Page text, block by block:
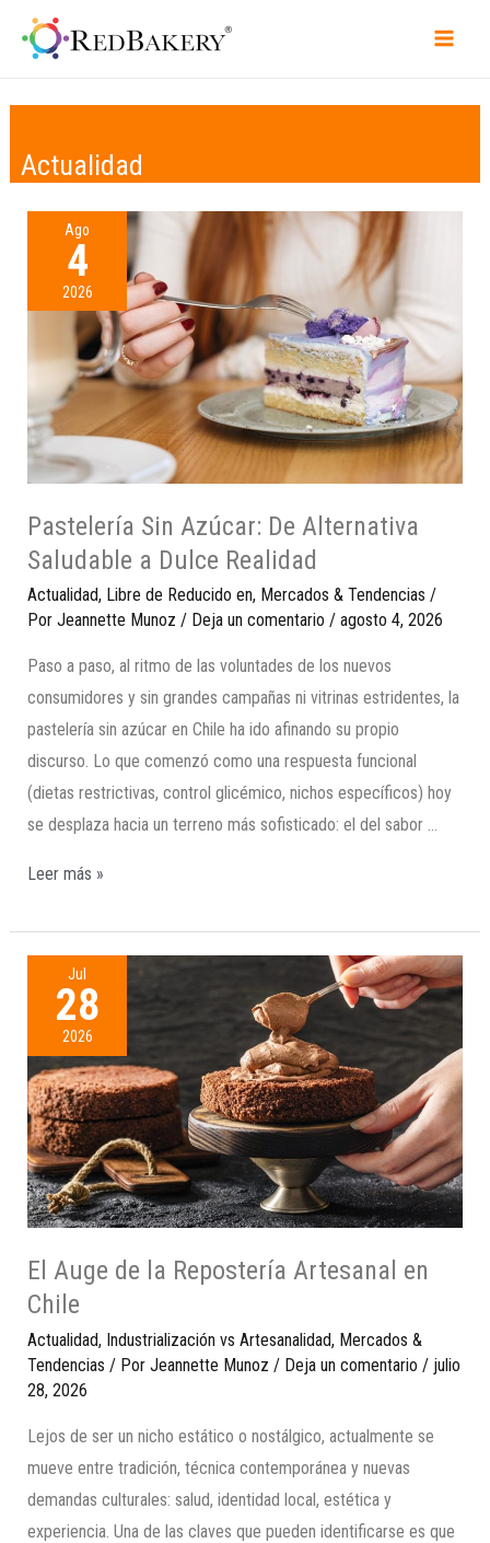
Actualidad
Ago
4
2026
Pastelería Sin Azúcar: De Alternativa
Saludable a Dulce Realidad
Actualidad, Libre de Reducido en, Mercados & Tendencias /
Por Jeannette Munoz / Deja un comentario / agosto 4, 2026
Paso a paso, al ritmo de las voluntades de los nuevos
consumidores y sin grandes campañas ni vitrinas estridentes, la
pastelería sin azúcar en Chile ha ido afinando su propio
discurso. Lo que comenzó como una respuesta funcional
(dietas restrictivas, control glicémico, nichos específicos) hoy
se desplaza hacia un terreno más sofisticado: el del sabor …
Leer más »
Jul
28
2026
El Auge de la Repostería Artesanal en
Chile
Actualidad, Industrialización vs Artesanalidad, Mercados &
Tendencias / Por Jeannette Munoz / Deja un comentario / julio
28, 2026
Lejos de ser un nicho estático o nostálgico, actualmente se
mueve entre tradición, técnica contemporánea y nuevas
demandas culturales: salud, identidad local, estética y
experiencia. Una de las claves que pueden identificarse es que